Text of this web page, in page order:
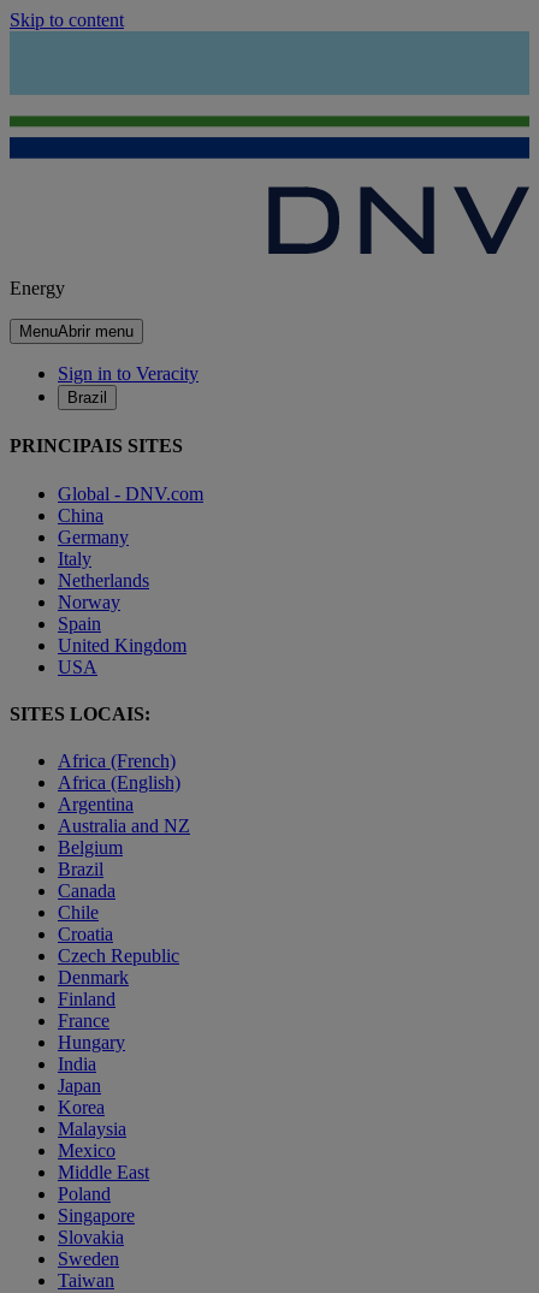
Skip to content
Energy
MenuAbrir menu
Sign in to Veracity
Brazil
PRINCIPAIS SITES
Global - DNV.com
China
Germany
Italy
Netherlands
Norway
Spain
United Kingdom
USA
SITES LOCAIS:
Africa (French)
Africa (English)
Argentina
Australia and NZ
Belgium
Brazil
Canada
Chile
Croatia
Czech Republic
Denmark
Finland
France
Hungary
India
Japan
Korea
Malaysia
Mexico
Middle East
Poland
Singapore
Slovakia
Sweden
Taiwan